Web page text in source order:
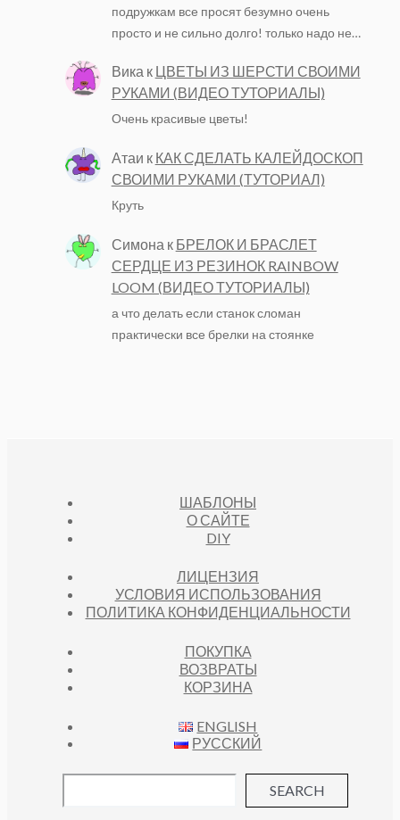
подружкам все просят безумно очень
просто и не сильно долго! только надо не…
Вика к ЦВЕТЫ ИЗ ШЕРСТИ СВОИМИ
РУКАМИ (ВИДЕО ТУТОРИАЛЫ)
Очень красивые цветы!
Атаи к КАК СДЕЛАТЬ КАЛЕЙДОСКОП
СВОИМИ РУКАМИ (ТУТОРИАЛ)
Круть
Симона к БРЕЛОК И БРАСЛЕТ
СЕРДЦЕ ИЗ РЕЗИНОК RAINBOW
LOOM (ВИДЕО ТУТОРИАЛЫ)
а что делать если станок сломан
практически все брелки на стоянке
ШАБЛОНЫ
О САЙТЕ
DIY
ЛИЦЕНЗИЯ
УСЛОВИЯ ИСПОЛЬЗОВАНИЯ
ПОЛИТИКА КОНФИДЕНЦИАЛЬНОСТИ
ПОКУПКА
ВОЗВРАТЫ
КОРЗИНА
ENGLISH
РУССКИЙ
SEARCH